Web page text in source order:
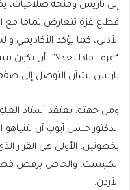
إلى باريس ومنحه
قطاع غزة تتعارض تماما مع
الأدنى، كما يؤكد الأكاديمي
“غزة.. ماذا بعد؟”- أن يكون
باريس بشأن التوصل إلى
ومن جهته، يعتقد أستاذ
الدكتور حسن أيوب أن نتنياهو
بخطوتين، الأولى هي القرار
الكنيست، والخاص برفض
الأردن.